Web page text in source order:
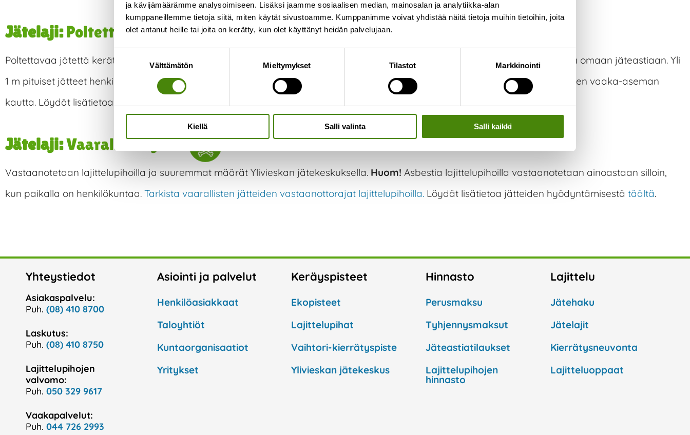
ja kävijämäärämme analysoimiseen. Lisäksi jaamme sosiaalisen median, mainosalan ja analytiikka-alan
kumppaneillemme tietoja siitä, miten käytät sivustoamme. Kumppanimme voivat yhdistää näitä tietoja muihin tietoihin, joita
olet antanut heille tai joita on kerätty, kun olet käyttänyt heidän palvelujaan.
valinta
Välttämätön Mieltymykset Tilastot Markkinointi
Kiellä Salli valinta Salli kaikki
Jätelaji:Poltettava jäte
Poltettavaa jätettä kerätään kaikissa kotitalouksissa Vestian alueella ja lajittelupihoilla.Huom!
Alle 1m pituiset jätteet voit laittaa omaan jäteastiaan. Yli
1 m pituiset jätteet henkilöauton peräkärrykuormina vastaanotetaan lajittelupihoilla ja isommat kuormat Ylivieskan jätekeskuksen vaaka-aseman
kautta. Löydät lisätietoa jätteiden hyödyntämisestä
Jätelaji:Vaarallinen jäte
Vastaanotetaan lajittelupihoilla ja suuremmat määrät Ylivieskan jätekeskuksella. Huom! Asbestia lajittelupihoilla vastaanotetaan ainoastaan silloin,
kun paikalla on henkilökuntaa. Tarkista vaarallisten jätteiden vastaanottorajat lajittelupihoilla. Löydät lisätietoa jätteiden hyödyntämisestä täältä.
Yhteystiedot
Asiakaspalvelu:
Puh. (08) 410 8700
Laskutus:
Puh. (08) 410 8750
Lajittelupihojen
valvomo:
Puh. 050 329 9617
Vaakapalvelut:
Puh. 044 726 2993
Asiointi ja palvelut
Henkilöasiakkaat
Taloyhtiöt
Kuntaorganisaatiot
Yritykset
Keräyspisteet
Ekopisteet
Lajittelupihat
Vaihtori-kierrätyspiste
Ylivieskan jätekeskus
Hinnasto
Perusmaksu
Tyhjennysmaksut
Jäteastiatilaukset
Lajittelupihojen
hinnasto
Lajittelu
Jätehaku
Jätelajit
Kierrätysneuvonta
Lajitteluoppaat